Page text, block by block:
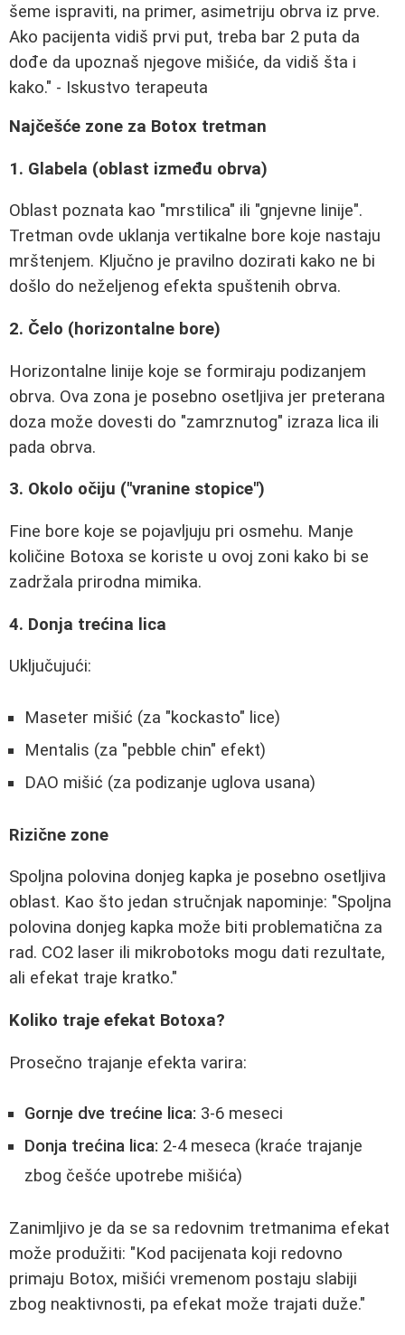
šeme ispraviti, na primer, asimetriju obrva iz prve.
Ako pacijenta vidiš prvi put, treba bar 2 puta da
dođe da upoznaš njegove mišiće, da vidiš šta i
kako." - Iskustvo terapeuta
Najčešće zone za Botox tretman
1. Glabela (oblast između obrva)
Oblast poznata kao "mrstilica" ili "gnjevne linije".
Tretman ovde uklanja vertikalne bore koje nastaju
mrštenjem. Ključno je pravilno dozirati kako ne bi
došlo do neželjenog efekta spuštenih obrva.
2. Čelo (horizontalne bore)
Horizontalne linije koje se formiraju podizanjem
obrva. Ova zona je posebno osetljiva jer preterana
doza može dovesti do "zamrznutog" izraza lica ili
pada obrva.
3. Okolo očiju ("vranine stopice")
Fine bore koje se pojavljuju pri osmehu. Manje
količine Botoxa se koriste u ovoj zoni kako bi se
zadržala prirodna mimika.
4. Donja trećina lica
Uključujući:
Maseter mišić (za "kockasto" lice)
Mentalis (za "pebble chin" efekt)
DAO mišić (za podizanje uglova usana)
Rizične zone
Spoljna polovina donjeg kapka je posebno osetljiva
oblast. Kao što jedan stručnjak napominje: "Spoljna
polovina donjeg kapka može biti problematična za
rad. CO2 laser ili mikrobotoks mogu dati rezultate,
ali efekat traje kratko."
Koliko traje efekat Botoxa?
Prosečno trajanje efekta varira:
Gornje dve trećine lica: 3-6 meseci
Donja trećina lica: 2-4 meseca (kraće trajanje
zbog češće upotrebe mišića)
Zanimljivo je da se sa redovnim tretmanima efekat
može produžiti: "Kod pacijenata koji redovno
primaju Botox, mišići vremenom postaju slabiji
zbog neaktivnosti, pa efekat može trajati duže."